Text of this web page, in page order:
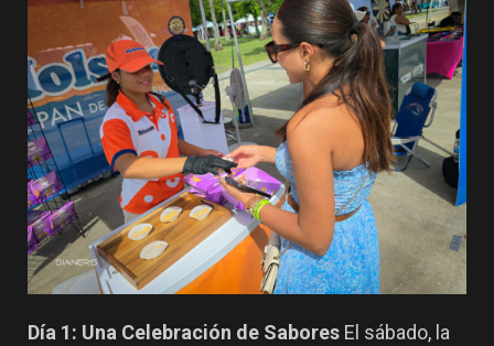
Día 1: Una Celebración de Sabores El sábado, la